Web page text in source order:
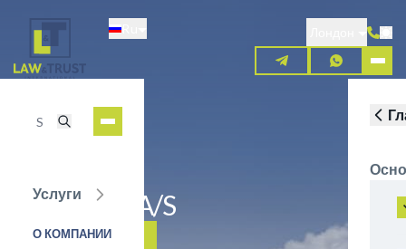
основному
содержанию
Услуги
О КОМПАНИИ
Saxo Bank A/S
ЗАЯВКА НА УСЛУГУ